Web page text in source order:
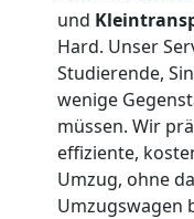
und
Hard. Unser
Studierende,
wenige
müssen. Wir
effiziente,
Umzug, ohne
Umzugswagen
Umzug
Umzug